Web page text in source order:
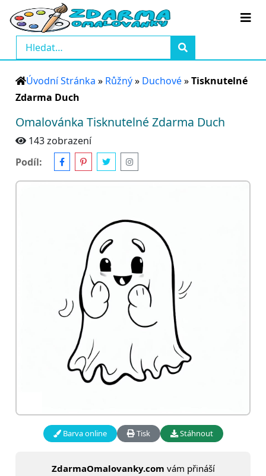
Úvodní Stránka » Růžný» Duchové»Tisknutelné
Zdarma Duch
Omalovánka Tisknutelné Zdarma Duch
143 zobrazení
Podíl:
Barva online Tisk Stáhnout
ZdarmaOmalovanky.com vám přináší